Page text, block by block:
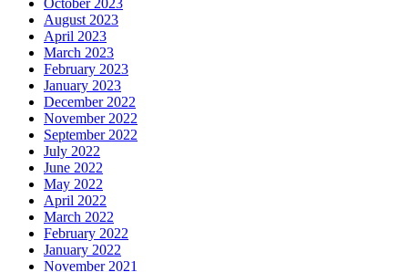
October 2023
August 2023
April 2023
March 2023
February 2023
January 2023
December 2022
November 2022
September 2022
July 2022
June 2022
May 2022
April 2022
March 2022
February 2022
January 2022
November 2021